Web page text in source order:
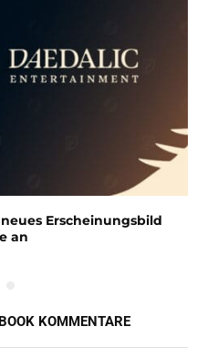
Erscheinungsbild
an
KOMMENTARE